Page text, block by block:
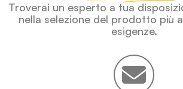
Troverai un esperto a tua
nella selezione del prodotto più
esigenze.